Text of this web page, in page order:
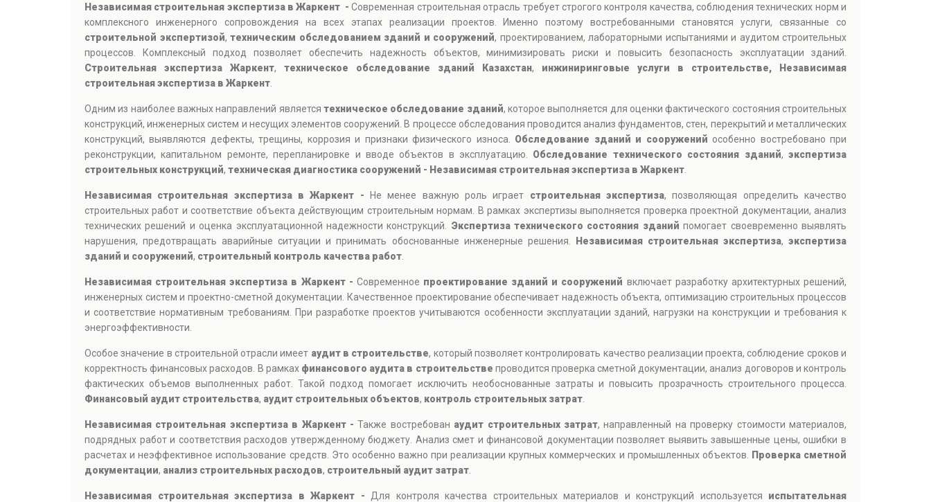
Независимая строительная экспертиза в Жаркент -Современная строительная отрасль требует строгого контроля качества, соблюдения технических норм и
комплексного инженерного сопровождения на всех этапах реализации проектов. Именно поэтому востребованными становятся услуги, связанные со
строительной экспертизой, техническим обследованием зданий и сооружений, проектированием, лабораторными испытаниями и аудитом строительных
процессов. Комплексный подход позволяет обеспечить надежность объектов, минимизировать риски и повысить безопасность эксплуатации зданий.
Строительная экспертиза Жаркент, техническое обследование зданий Казахстан, инжиниринговые услуги в строительстве, Независимая
строительная экспертиза в Жаркент
Одним из наиболее важных направлений является техническое обследование зданий, которое выполняется для оценки фактического состояния строительных
конструкций, инженерных систем и несущих элементов сооружений. В процессе обследования проводится анализ фундаментов, стен, перекрытий и металлических
конструкций, выявляются дефекты, трещины, коррозия и признаки физического износа. Обследование зданий и сооружений особенно востребовано при
реконструкции, капитальном ремонте, перепланировке и вводе объектов в эксплуатацию. Обследование технического состояния зданий,экспертиза
строительных конструкций, техническая диагностика сооружений - Независимая строительная экспертиза в Жаркент
Независимая строительная экспертиза в Жаркент - Не менее важную роль играет строительная экспертиза, позволяющая определить качество
строительных работ и соответствие объекта действующим строительным нормам. В рамках экспертизы выполняется проверка проектной документации, анализ
технических решений и оценка эксплуатационной надежности конструкций. Экспертиза технического состояния зданий помогает своевременно выявлять
нарушения, предотвращать аварийные ситуации и принимать обоснованные инженерные решения.
Независимая строительная экспертиза,экспертиза
зданий и сооружений, строительный контроль качества работ
Независимая строительная экспертиза в Жаркент - Современное проектирование зданий и сооружений включает разработку архитектурных решений,
инженерных систем и проектно-сметной документации. Качественное проектирование обеспечивает надежность объекта, оптимизацию строительных процессов
и соответствие нормативным требованиям. При разработке проектов учитываются особенности эксплуатации зданий, нагрузки на конструкции и требования к
энергоэффективности.
Особое значение в строительной отрасли имеет аудит в строительстве, который позволяет контролировать качество реализации проекта, соблюдение сроков и
корректность финансовых расходов. В рамках финансового аудита в строительстве проводится проверка сметной документации, анализ договоров и контроль
фактических объемов выполненных работ. Такой подход помогает исключить необоснованные затраты и повысить прозрачность строительного процесса.
Финансовый аудит строительства, аудит строительных объектов, контроль строительных затрат
Независимая строительная экспертиза в Жаркент -Также востребован аудит строительных затрат, направленный на проверку стоимости материалов,
подрядных работ и соответствия расходов утвержденному бюджету. Анализ смет и финансовой документации позволяет выявить завышенные цены, ошибки в
расчетах и неэффективное использование средств. Это особенно важно при реализации крупных коммерческих и промышленных объектов.
Проверка сметной
документации, анализ строительных расходов, строительный аудит затрат
Независимая строительная экспертиза в Жаркент - Для контроля качества строительных материалов и конструкций используется испытательная